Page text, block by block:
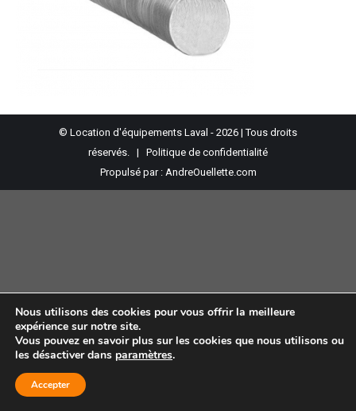
© Location d'équipements Laval - 2026 | Tous droits
réservés. | Politique de confidentialité
Propulsé par : AndreOuellette.com
Nous utilisons des cookies pour vous offrir la meilleure
expérience sur notre site.
Vous pouvez en savoir plus sur les cookies que nous utilisons ou
les désactiver dans paramètres.
Accepter